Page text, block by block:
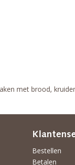
met brood,
Bestellen
Betalen